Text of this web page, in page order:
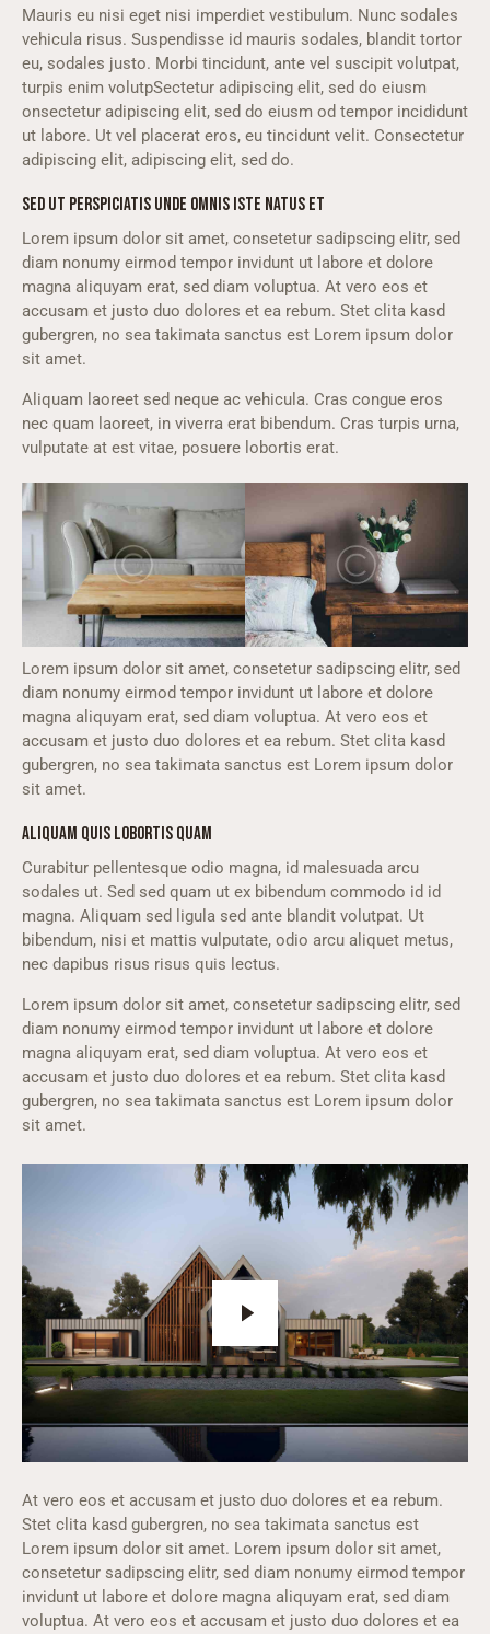
Mauris eu nisi eget nisi imperdiet vestibulum. Nunc sodales
vehicula risus. Suspendisse id mauris sodales, blandit tortor
eu, sodales justo. Morbi tincidunt, ante vel suscipit volutpat,
turpis enim volutpSectetur adipiscing elit, sed do eiusm
onsectetur adipiscing elit, sed do eiusm od tempor incididunt
ut labore. Ut vel placerat eros, eu tincidunt velit. Consectetur
adipiscing elit, adipiscing elit, sed do.
SED UT PERSPICIATIS UNDE OMNIS ISTE NATUS ET
Lorem ipsum dolor sit amet, consetetur sadipscing elitr, sed
diam nonumy eirmod tempor invidunt ut labore et dolore
magna aliquyam erat, sed diam voluptua. At vero eos et
accusam et justo duo dolores et ea rebum. Stet clita kasd
gubergren, no sea takimata sanctus est Lorem ipsum dolor
sit amet.
Aliquam laoreet sed neque ac vehicula. Cras congue eros
nec quam laoreet, in viverra erat bibendum. Cras turpis urna,
vulputate at est vitae, posuere lobortis erat.
Lorem ipsum dolor sit amet, consetetur sadipscing elitr, sed
diam nonumy eirmod tempor invidunt ut labore et dolore
magna aliquyam erat, sed diam voluptua. At vero eos et
accusam et justo duo dolores et ea rebum. Stet clita kasd
gubergren, no sea takimata sanctus est Lorem ipsum dolor
sit amet.
ALIQUAM QUIS LOBORTIS QUAM
Curabitur pellentesque odio magna, id malesuada arcu
sodales ut. Sed sed quam ut ex bibendum commodo id id
magna. Aliquam sed ligula sed ante blandit volutpat. Ut
bibendum, nisi et mattis vulputate, odio arcu aliquet metus,
nec dapibus risus risus quis lectus.
Lorem ipsum dolor sit amet, consetetur sadipscing elitr, sed
diam nonumy eirmod tempor invidunt ut labore et dolore
magna aliquyam erat, sed diam voluptua. At vero eos et
accusam et justo duo dolores et ea rebum. Stet clita kasd
gubergren, no sea takimata sanctus est Lorem ipsum dolor
sit amet.
At vero eos et accusam et justo duo dolores et ea rebum.
Stet clita kasd gubergren, no sea takimata sanctus est
Lorem ipsum dolor sit amet. Lorem ipsum dolor sit amet,
consetetur sadipscing elitr, sed diam nonumy eirmod tempor
invidunt ut labore et dolore magna aliquyam erat, sed diam
voluptua. At vero eos et accusam et justo duo dolores et ea